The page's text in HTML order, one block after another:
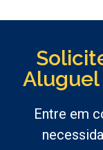
Aluguel
Entre em